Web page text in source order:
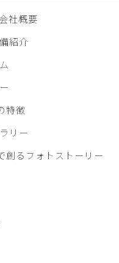
社概要
紹介
特徴
リー
創るフォトストーリー